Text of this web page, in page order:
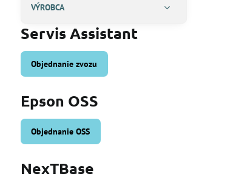
VÝROBCA
Servis Assistant
Objednanie zvozu
Epson OSS
Objednanie OSS
NexTBase